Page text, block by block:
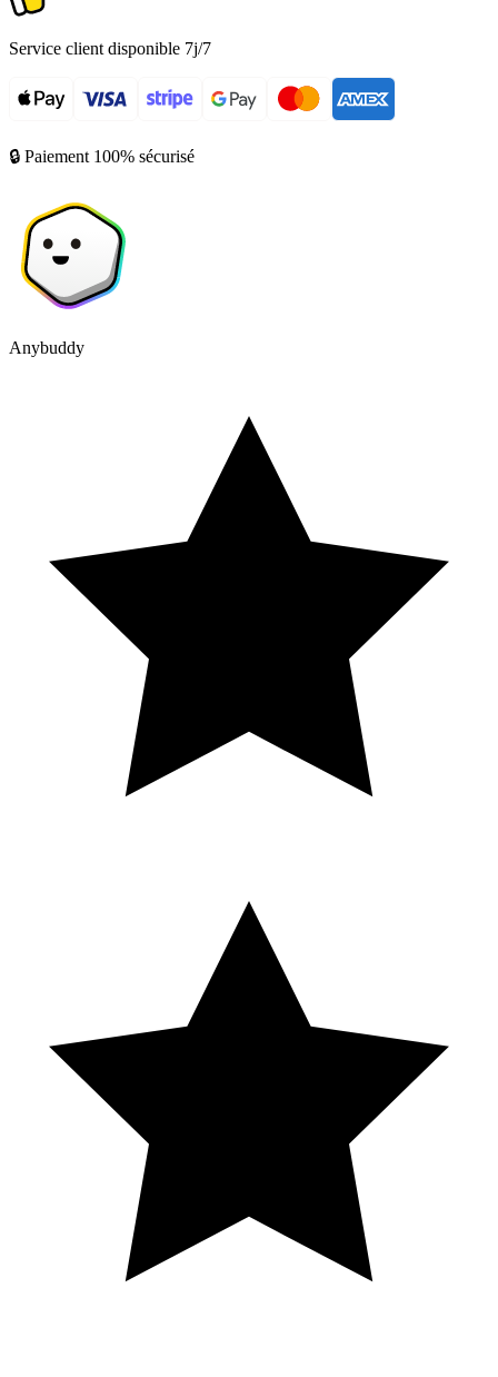
Service client disponible 7j/7
🔒 Paiement 100% sécurisé
Anybuddy